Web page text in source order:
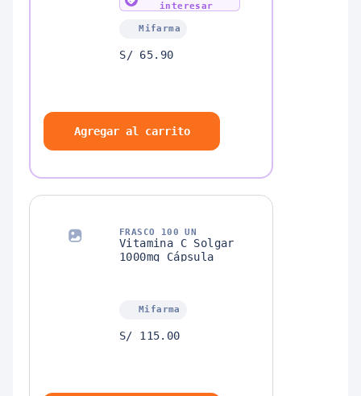
interesar
Mifarma
S/ 65.90
Agregar al carrito
FRASCO 100 UN
Vitamina C Solgar
1000mg Cápsula
Mifarma
S/ 115.00